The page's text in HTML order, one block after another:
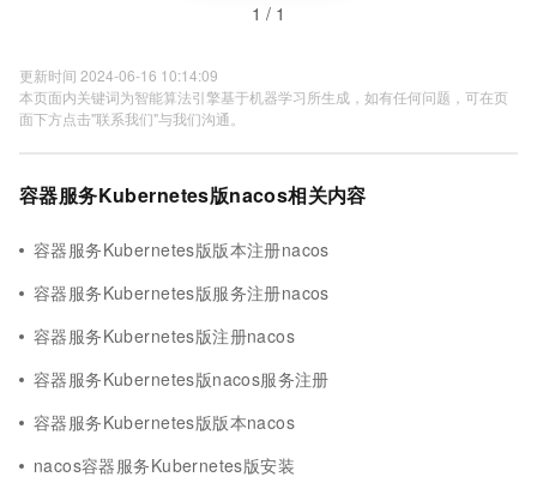
1 / 1
更新时间 2024-06-16 10:14:09
本页面内关键词为智能算法引擎基于机器学习所生成，如有任何问题，可在页
面下方点击"联系我们"与我们沟通。
容器服务Kubernetes版nacos相关内容
容器服务Kubernetes版版本注册nacos
容器服务Kubernetes版服务注册nacos
容器服务Kubernetes版注册nacos
容器服务Kubernetes版nacos服务注册
容器服务Kubernetes版版本nacos
nacos容器服务Kubernetes版安装